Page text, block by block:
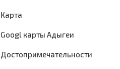
Карта
Googl карты Адыгеи
Достопримечательности